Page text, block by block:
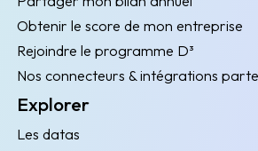
Obtenir le score de mon entreprise
Rejoindre le programme D³
Nos connecteurs & intégrations
Explorer
Les datas